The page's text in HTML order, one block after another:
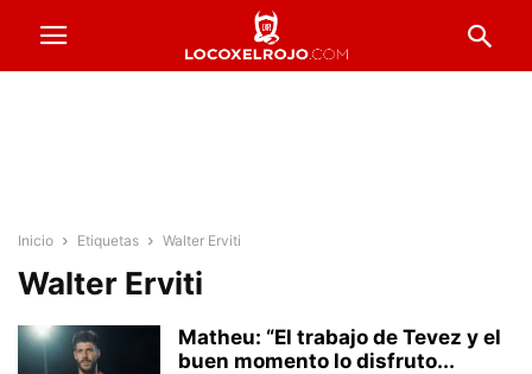
Inicio Etiquetas Walter Erviti
Walter Erviti
Matheu: “El trabajo de Tevez y el
buen momento lo disfruto...